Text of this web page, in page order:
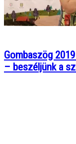
Gombaszög
– beszéljünk a